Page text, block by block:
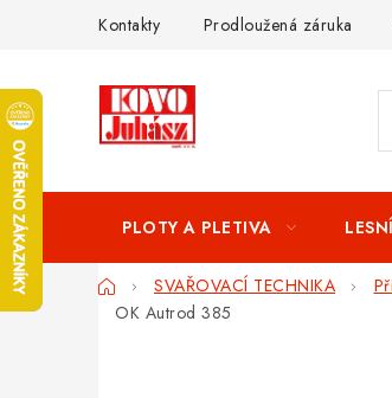
Kontakty Prodloužená záruka
PLOTY A PLETIVA
DomůSVAŘOVACÍ TECHNIKA
OK Autrod 385